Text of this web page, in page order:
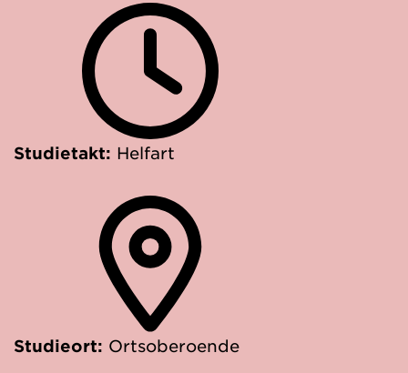
Studietakt: Helfart
Studieort: Ortsoberoende